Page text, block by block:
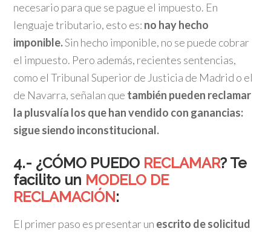
necesario para que se pague el impuesto. En
lenguaje tributario, esto es: no hay hecho
imponible.Sin hecho imponible, no se puede cobrar
el impuesto. Pero además, recientes sentencias,
como el Tribunal Superior de Justicia de Madrid o el
de Navarra, señalan que también pueden reclamar
la plusvalía los que han vendido con ganancias:
sigue siendo inconstitucional.
4.- ¿CÓMO PUEDO RECLAMAR? Te
facilito un MODELO DE
RECLAMACIÓN:
El primer paso es presentar un escrito de solicitud